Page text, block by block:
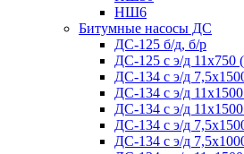
НШ6
Битумные насосы ДС
ДС-125 б/д, б/р
ДС-125 с э/д 11х750
ДС-134 с э/д
ДС-134 с э/д
ДС-134 с э/д
ДС-134 с э/д
ДС-134 с э/д